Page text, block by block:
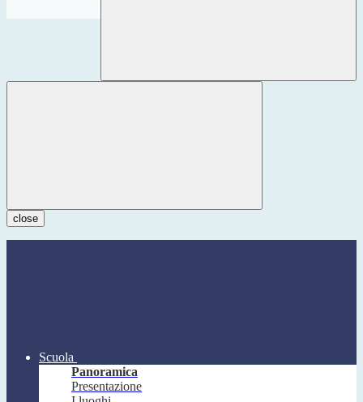
close
Scuola
Panoramica
Presentazione